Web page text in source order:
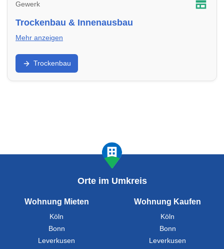
Gewerk
Trockenbau & Innenausbau
Mehr anzeigen
Wände, Decken, Dämmung, Schallschutz: Finde
Trockenbauer in Erftstadt für Umbau, Ausbau und
Sanierung.
Trockenbau
Orte im Umkreis
Wohnung Mieten
Köln
Bonn
Leverkusen
Wohnung Kaufen
Köln
Bonn
Leverkusen